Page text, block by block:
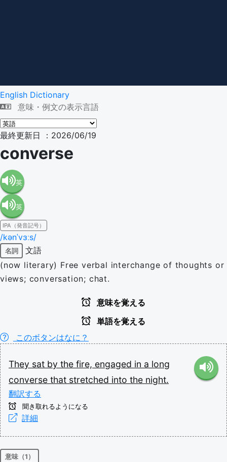
English Dictionary
意味・例文の表示言語
最終更新日 ：2026/06/19
converse
英
語（米
国）
(en-US)
英
語（イ
ギリ
IPA（発音記号）
/kənˈvɜːs/
名詞
文語
(now literary) Free verbal interchange of thoughts or
views; conversation; chat.
意味を覚える
単語を覚える
このボタンはなに？
They sat by the fire, engaged in a long
converse that stretched into the night.
翻訳する
聞き取れるようになる
詳細
意味（1）